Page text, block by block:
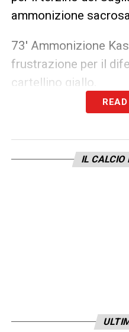
ammonizione
73′ Ammonizione
frustrazione per il
cartellino giallo.
85′ Ammonizione
LA PLAYLIST DELLE
IL CALCIO